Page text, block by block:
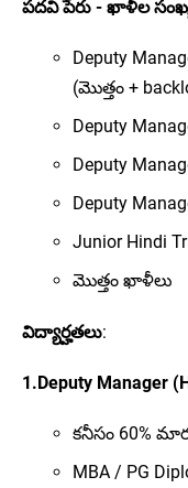
పదవి పేరు - ఖాళీల
Deputy
(మొత్తం +
Deputy
Deputy
Deputy
Junior Hindi
మొత్తం ఖాళీలు
విద్యార్హతలు:
1.Deputy Manager
కనీసం 60%
MBA / PG